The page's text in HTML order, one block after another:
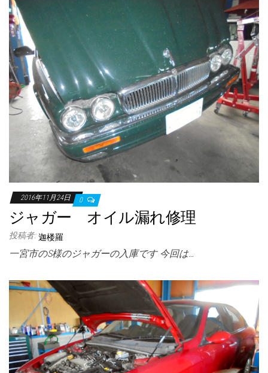
2016年11月24日 0
ジャガー オイル漏れ修理
投稿者: 迦楼羅
一宮市のS様のジャガーの入庫です 今回は…